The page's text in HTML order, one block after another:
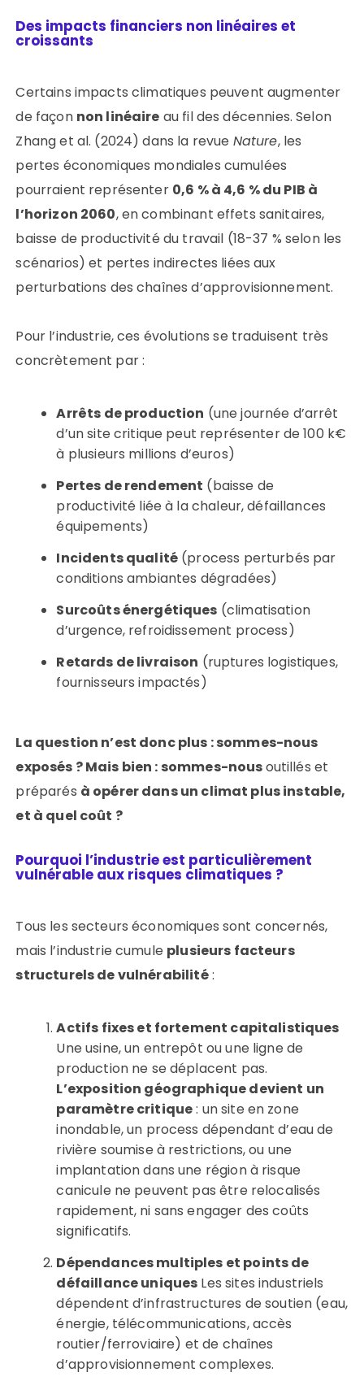
Des impacts financiers non linéaires et
croissants
Certains impacts climatiques peuvent augmenter
de façon non linéaire au fil des décennies. Selon
Zhang et al. (2024) dans la revue Nature, les
pertes économiques mondiales cumulées
pourraient représenter 0,6 % à 4,6 % du PIB à
l’horizon 2060, en combinant effets sanitaires,
baisse de productivité du travail (18-37 % selon les
scénarios) et pertes indirectes liées aux
perturbations des chaînes d’approvisionnement.
Pour l’industrie, ces évolutions se traduisent très
concrètement par :
Arrêts de production (une journée d’arrêt
d’un site critique peut représenter de 100 k€
à plusieurs millions d’euros)
Pertes de rendement (baisse de
productivité liée à la chaleur, défaillances
équipements)
Incidents qualité (process perturbés par
conditions ambiantes dégradées)
Surcoûts énergétiques (climatisation
d’urgence, refroidissement process)
Retards de livraison (ruptures logistiques,
fournisseurs impactés)
La question n’est donc plus : sommes-nous
exposés ? Mais bien : sommes-nousoutillés et
préparés à opérer dans un climat plus instable,
et à quel coût ?
Pourquoi l’industrie est particulièrement
vulnérable aux risques climatiques ?
Tous les secteurs économiques sont concernés,
mais l’industrie cumule plusieurs facteurs
structurels de vulnérabilité:
Actifs fixes et fortement capitalistiques
Une usine, un entrepôt ou une ligne de
production ne se déplacent pas.
L’exposition géographique devient un
paramètre critique: un site en zone
inondable, un process dépendant d’eau de
rivière soumise à restrictions, ou une
implantation dans une région à risque
canicule ne peuvent pas être relocalisés
rapidement, ni sans engager des coûts
significatifs.
Dépendances multiples et points de
défaillance uniques Les sites industriels
dépendent d’infrastructures de soutien (eau,
énergie, télécommunications, accès
routier/ferroviaire) et de chaînes
d’approvisionnement complexes.